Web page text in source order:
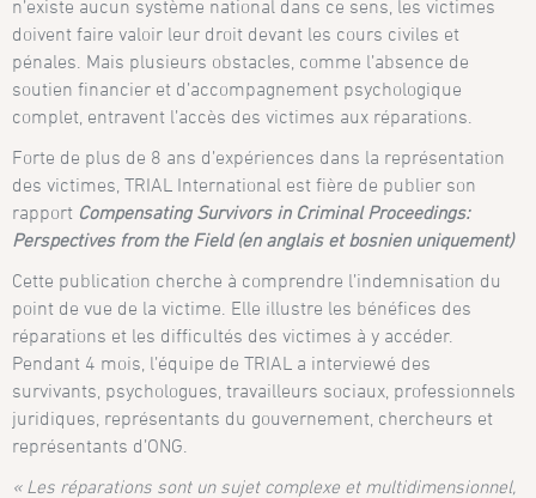
n’existe aucun système national dans ce sens, les victimes
doivent faire valoir leur droit devant les cours civiles et
pénales. Mais plusieurs obstacles, comme l’absence de
soutien financier et d’accompagnement psychologique
complet, entravent l’accès des victimes aux réparations.
Forte de plus de 8 ans d’expériences dans la représentation
des victimes, TRIAL International est fière de publier son
rapport Compensating Survivors in Criminal Proceedings:
Perspectives from the Field (en anglais et bosnien uniquement)
Cette publication cherche à comprendre l’indemnisation du
point de vue de la victime. Elle illustre les bénéfices des
réparations et les difficultés des victimes à y accéder.
Pendant 4 mois, l’équipe de TRIAL a interviewé des
survivants, psychologues, travailleurs sociaux, professionnels
juridiques, représentants du gouvernement, chercheurs et
représentants d’ONG.
« Les réparations sont un sujet complexe et multidimensionnel,